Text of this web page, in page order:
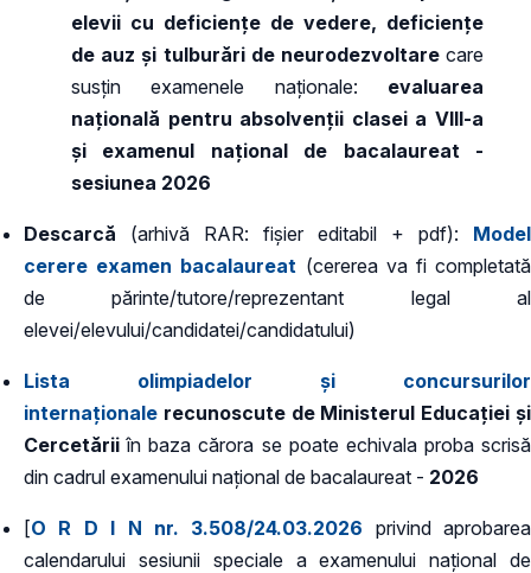
elevii cu deficiențe de vedere, deficiențe
de auz și tulburări de neurodezvoltare care
susțin examenele naționale: evaluarea
națională pentru absolvenții clasei a VIII-a
și examenul național de bacalaureat -
sesiunea 2026
Descarcă ​ ​(arhivă RAR: fișier editabil + pdf): Model
cerere examen bacalaureat (cererea va fi completată
de părinte/tutore/reprezentant legal al
elevei/elevului/candidatei/candidatului)
Lista olimpiadelor și concursurilor
internaționale recunoscute de Ministerul Educației și
Cercetăriiîn baza cărora se poate echivala proba scrisă
din cadrul examenului național de bacalaureat - 2026
[O R D I N nr. 3.508/24.03.2026 privind aprobarea
calendarului sesiunii speciale a examenului național de